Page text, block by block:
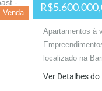
Venda
Apartamentos à
localizado na
Ver Detalhes do